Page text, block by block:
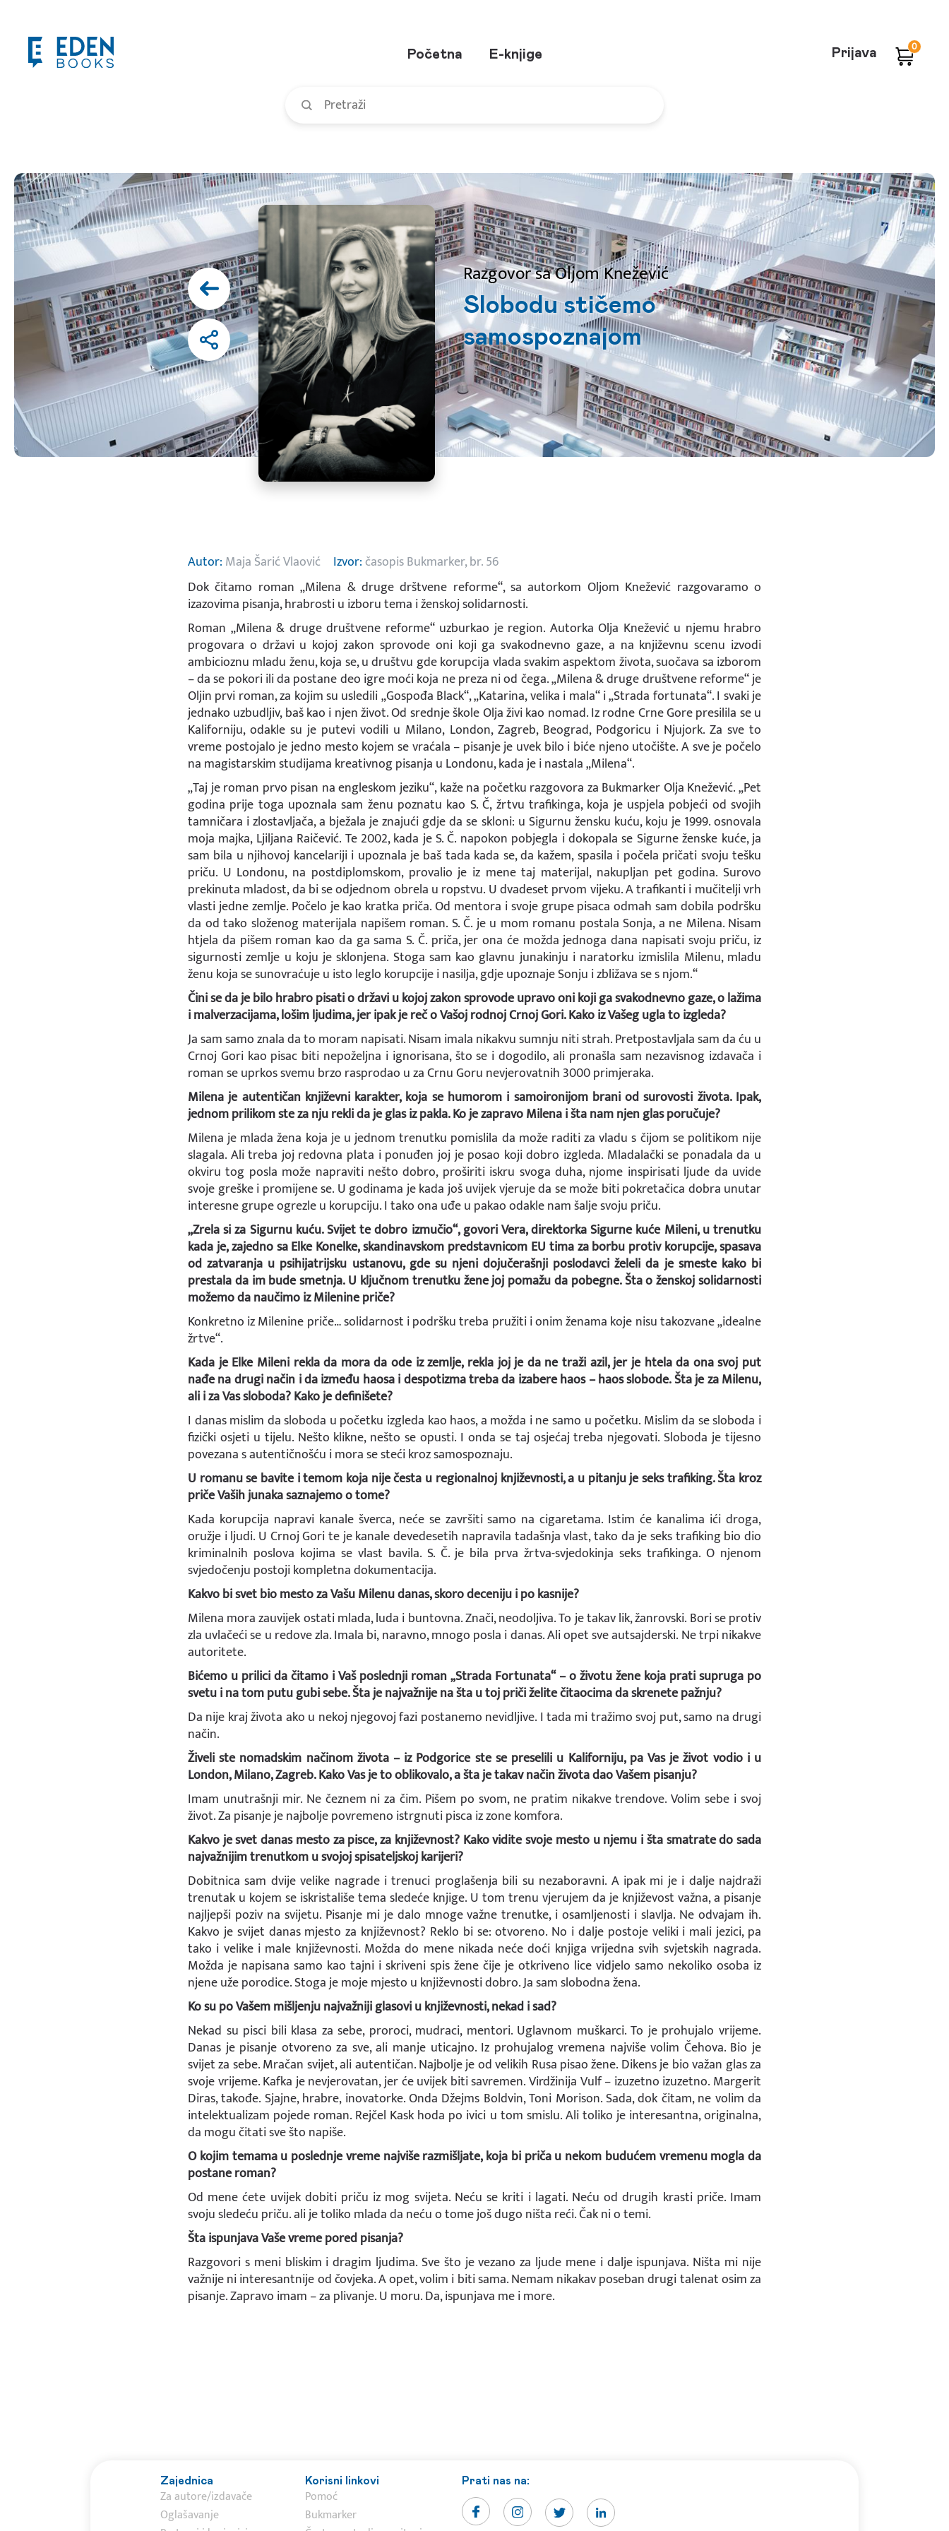
Početna E-knjige Prijava 0
Razgovor sa Oljom Knežević
Slobodu stičemo
samospoznajom
Autor: Maja Šarić Vlaović Izvor:časopis Bukmarker, br. 56
Dok čitamo roman „Milena & druge drštvene reforme“, sa autorkom Oljom Knežević razgovaramo o
izazovima pisanja, hrabrosti u izboru tema i ženskoj solidarnosti.
Roman „Milena & druge društvene reforme“ uzburkao je region. Autorka Olja Knežević u njemu hrabro
progovara o državi u kojoj zakon sprovode oni koji ga svakodnevno gaze, a na književnu scenu izvodi
ambicioznu mladu ženu, koja se, u društvu gde korupcija vlada svakim aspektom života, suočava sa izborom
– da se pokori ili da postane deo igre moći koja ne preza ni od čega. „Milena & druge društvene reforme“ je
Oljin prvi roman, za kojim su usledili „Gospođa Black“, „Katarina, velika i mala“ i „Strada fortunata“. I svaki je
jednako uzbudljiv, baš kao i njen život. Od srednje škole Olja živi kao nomad. Iz rodne Crne Gore presilila se u
Kaliforniju, odakle su je putevi vodili u Milano, London, Zagreb, Beograd, Podgoricu i Njujork. Za sve to
vreme postojalo je jedno mesto kojem se vraćala – pisanje je uvek bilo i biće njeno utočište. A sve je počelo
na magistarskim studijama kreativnog pisanja u Londonu, kada je i nastala „Milena“.
„Taj je roman prvo pisan na engleskom jeziku“, kaže na početku razgovora za Bukmarker Olja Knežević. „Pet
godina prije toga upoznala sam ženu poznatu kao S. Č, žrtvu trafikinga, koja je uspjela pobjeći od svojih
tamničara i zlostavljača, a bježala je znajući gdje da se skloni: u Sigurnu žensku kuću, koju je 1999. osnovala
moja majka, Ljiljana Raičević. Te 2002, kada je S. Č. napokon pobjegla i dokopala se Sigurne ženske kuće, ja
sam bila u njihovoj kancelariji i upoznala je baš tada kada se, da kažem, spasila i počela pričati svoju tešku
priču. U Londonu, na postdiplomskom, provalio je iz mene taj materijal, nakupljan pet godina. Surovo
prekinuta mladost, da bi se odjednom obrela u ropstvu. U dvadeset prvom vijeku. A trafikanti i mučitelji vrh
vlasti jedne zemlje. Počelo je kao kratka priča. Od mentora i svoje grupe pisaca odmah sam dobila podršku
da od tako složenog materijala napišem roman. S. Č. je u mom romanu postala Sonja, a ne Milena. Nisam
htjela da pišem roman kao da ga sama S. Č. priča, jer ona će možda jednoga dana napisati svoju priču, iz
sigurnosti zemlje u koju je sklonjena. Stoga sam kao glavnu junakinju i naratorku izmislila Milenu, mladu
ženu koja se sunovraćuje u isto leglo korupcije i nasilja, gdje upoznaje Sonju i zbližava se s njom.“
Čini se da je bilo hrabro pisati o državi u kojoj zakon sprovode upravo oni koji ga svakodnevno gaze, o lažima
i malverzacijama, lošim ljudima, jer ipak je reč o Vašoj rodnoj Crnoj Gori. Kako iz Vašeg ugla to izgleda?
Ja sam samo znala da to moram napisati. Nisam imala nikakvu sumnju niti strah. Pretpostavljala sam da ću u
Crnoj Gori kao pisac biti nepoželjna i ignorisana, što se i dogodilo, ali pronašla sam nezavisnog izdavača i
roman se uprkos svemu brzo rasprodao u za Crnu Goru nevjerovatnih 3000 primjeraka.
Milena je autentičan književni karakter, koja se humorom i samoironijom brani od surovosti života. Ipak,
jednom prilikom ste za nju rekli da je glas iz pakla. Ko je zapravo Milena i šta nam njen glas poručuje?
Milena je mlada žena koja je u jednom trenutku pomislila da može raditi za vladu s čijom se politikom nije
slagala. Ali treba joj redovna plata i ponuđen joj je posao koji dobro izgleda. Mladalački se ponadala da u
okviru tog posla može napraviti nešto dobro, proširiti iskru svoga duha, njome inspirisati ljude da uvide
svoje greške i promijene se. U godinama je kada još uvijek vjeruje da se može biti pokretačica dobra unutar
interesne grupe ogrezle u korupciju. I tako ona uđe u pakao odakle nam šalje svoju priču.
„Zrela si za Sigurnu kuću. Svijet te dobro izmučio“, govori Vera, direktorka Sigurne kuće Mileni, u trenutku
kada je, zajedno sa Elke Konelke, skandinavskom predstavnicom EU tima za borbu protiv korupcije, spasava
od zatvaranja u psihijatrijsku ustanovu, gde su njeni dojučerašnji poslodavci želeli da je smeste kako bi
prestala da im bude smetnja. U ključnom trenutku žene joj pomažu da pobegne. Šta o ženskoj solidarnosti
možemo da naučimo iz Milenine priče?
Konkretno iz Milenine priče… solidarnost i podršku treba pružiti i onim ženama koje nisu takozvane „idealne
žrtve“.
Kada je Elke Mileni rekla da mora da ode iz zemlje, rekla joj je da ne traži azil, jer je htela da ona svoj put
nađe na drugi način i da između haosa i despotizma treba da izabere haos – haos slobode. Šta je za Milenu,
ali i za Vas sloboda? Kako je definišete?
I danas mislim da sloboda u početku izgleda kao haos, a možda i ne samo u početku. Mislim da se sloboda i
fizički osjeti u tijelu. Nešto klikne, nešto se opusti. I onda se taj osjećaj treba njegovati. Sloboda je tijesno
povezana s autentičnošću i mora se steći kroz samospoznaju.
U romanu se bavite i temom koja nije česta u regionalnoj književnosti, a u pitanju je seks trafiking. Šta kroz
priče Vaših junaka saznajemo o tome?
Kada korupcija napravi kanale šverca, neće se završiti samo na cigaretama. Istim će kanalima ići droga,
oružje i ljudi. U Crnoj Gori te je kanale devedesetih napravila tadašnja vlast, tako da je seks trafiking bio dio
kriminalnih poslova kojima se vlast bavila. S. Č. je bila prva žrtva-svjedokinja seks trafikinga. O njenom
svjedočenju postoji kompletna dokumentacija.
Kakvo bi svet bio mesto za Vašu Milenu danas, skoro deceniju i po kasnije?
Milena mora zauvijek ostati mlada, luda i buntovna. Znači, neodoljiva. To je takav lik, žanrovski. Bori se protiv
zla uvlačeći se u redove zla. Imala bi, naravno, mnogo posla i danas. Ali opet sve autsajderski. Ne trpi nikakve
autoritete.
Bićemo u prilici da čitamo i Vaš poslednji roman „Strada Fortunata“ – o životu žene koja prati supruga po
svetu i na tom putu gubi sebe. Šta je najvažnije na šta u toj priči želite čitaocima da skrenete pažnju?
Da nije kraj života ako u nekoj njegovoj fazi postanemo nevidljive. I tada mi tražimo svoj put, samo na drugi
način.
Živeli ste nomadskim načinom života – iz Podgorice ste se preselili u Kaliforniju, pa Vas je život vodio i u
London, Milano, Zagreb. Kako Vas je to oblikovalo, a šta je takav način života dao Vašem pisanju?
Imam unutrašnji mir. Ne čeznem ni za čim. Pišem po svom, ne pratim nikakve trendove. Volim sebe i svoj
život. Za pisanje je najbolje povremeno istrgnuti pisca iz zone komfora.
Kakvo je svet danas mesto za pisce, za književnost? Kako vidite svoje mesto u njemu i šta smatrate do sada
najvažnijim trenutkom u svojoj spisateljskoj karijeri?
Dobitnica sam dvije velike nagrade i trenuci proglašenja bili su nezaboravni. A ipak mi je i dalje najdraži
trenutak u kojem se iskristališe tema sledeće knjige. U tom trenu vjerujem da je književost važna, a pisanje
najljepši poziv na svijetu. Pisanje mi je dalo mnoge važne trenutke, i osamljenosti i slavlja. Ne odvajam ih.
Kakvo je svijet danas mjesto za književnost? Reklo bi se: otvoreno. No i dalje postoje veliki i mali jezici, pa
tako i velike i male književnosti. Možda do mene nikada neće doći knjiga vrijedna svih svjetskih nagrada.
Možda je napisana samo kao tajni i skriveni spis žene čije je otkriveno lice vidjelo samo nekoliko osoba iz
njene uže porodice. Stoga je moje mjesto u književnosti dobro. Ja sam slobodna žena.
Ko su po Vašem mišljenju najvažniji glasovi u književnosti, nekad i sad?
Nekad su pisci bili klasa za sebe, proroci, mudraci, mentori. Uglavnom muškarci. To je prohujalo vrijeme.
Danas je pisanje otvoreno za sve, ali manje uticajno. Iz prohujalog vremena najviše volim Čehova. Bio je
svijet za sebe. Mračan svijet, ali autentičan. Najbolje je od velikih Rusa pisao žene. Dikens je bio važan glas za
svoje vrijeme. Kafka je nevjerovatan, jer će uvijek biti savremen. Virdžinija Vulf – izuzetno izuzetno. Margerit
Diras, takođe. Sjajne, hrabre, inovatorke. Onda Džejms Boldvin, Toni Morison. Sada, dok čitam, ne volim da
intelektualizam pojede roman. Rejčel Kask hoda po ivici u tom smislu. Ali toliko je interesantna, originalna,
da mogu čitati sve što napiše.
O kojim temama u poslednje vreme najviše razmišljate, koja bi priča u nekom budućem vremenu mogla da
postane roman?
Od mene ćete uvijek dobiti priču iz mog svijeta. Neću se kriti i lagati. Neću od drugih krasti priče. Imam
svoju sledeću priču. ali je toliko mlada da neću o tome još dugo ništa reći. Čak ni o temi.
Šta ispunjava Vaše vreme pored pisanja?
Razgovori s meni bliskim i dragim ljudima. Sve što je vezano za ljude mene i dalje ispunjava. Ništa mi nije
važnije ni interesantnije od čovjeka. A opet, volim i biti sama. Nemam nikakav poseban drugi talenat osim za
pisanje. Zapravo imam – za plivanje. U moru. Da, ispunjava me i more.
Zajednica
Za autore/izdavače
Oglašavanje
Korisni linkovi
Pomoć
Bukmarker
Prati nas na: